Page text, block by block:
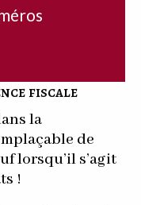
fiscale
la
de
lorsqu’il s’agit
!